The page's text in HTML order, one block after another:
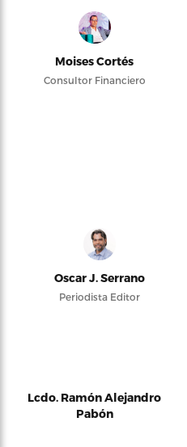
Moises Cortés
Consultor Financiero
Oscar J. Serrano
Periodista Editor
Lcdo. Ramón Alejandro
Pabón